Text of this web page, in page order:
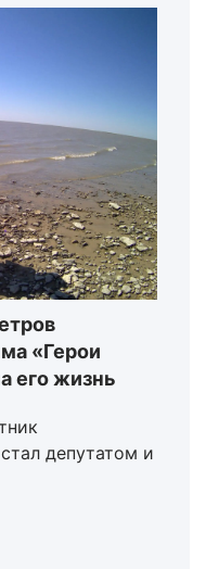
«Герои
его жизнь
депутатом и